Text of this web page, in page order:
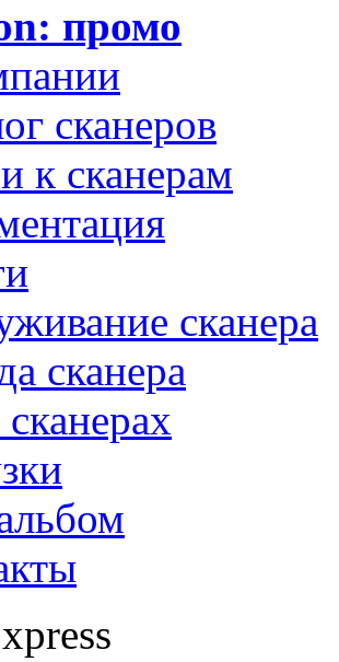
промо
сканеров
к сканерам
сканера
сканера